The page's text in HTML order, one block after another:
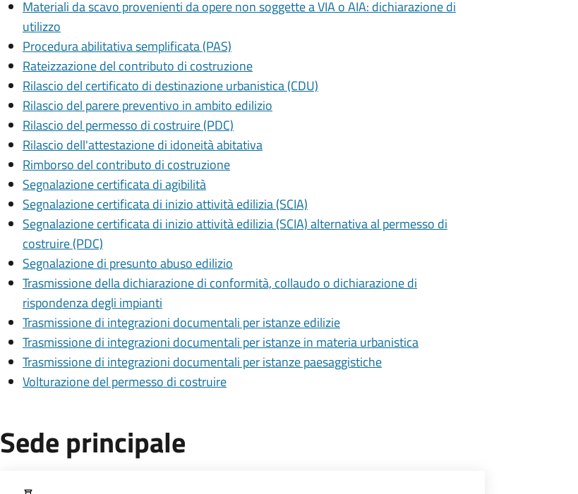
Materiali da scavo provenienti da opere non soggette a VIA o AIA: dichiarazione di
utilizzo
Procedura abilitativa semplificata (PAS)
Rateizzazione del contributo di costruzione
Rilascio del certificato di destinazione urbanistica (CDU)
Rilascio del parere preventivo in ambito edilizio
Rilascio del permesso di costruire (PDC)
Rilascio dell'attestazione di idoneità abitativa
Rimborso del contributo di costruzione
Segnalazione certificata di agibilità
Segnalazione certificata di inizio attività edilizia (SCIA)
Segnalazione certificata di inizio attività edilizia (SCIA) alternativa al permesso di
costruire (PDC)
Segnalazione di presunto abuso edilizio
Trasmissione della dichiarazione di conformità, collaudo o dichiarazione di
rispondenza degli impianti
Trasmissione di integrazioni documentali per istanze edilizie
Trasmissione di integrazioni documentali per istanze in materia urbanistica
Trasmissione di integrazioni documentali per istanze paesaggistiche
Volturazione del permesso di costruire
Sede principale